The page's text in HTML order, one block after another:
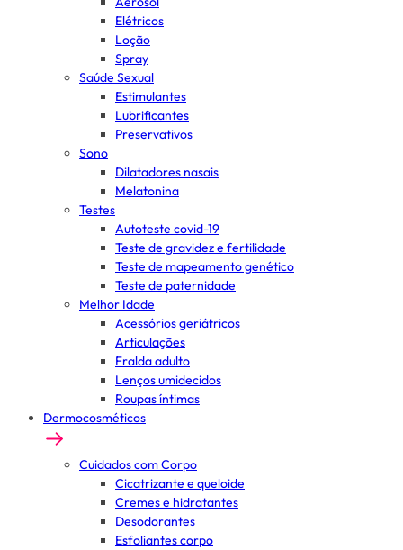
Elétricos
Loção
Spray
Saúde Sexual
Estimulantes
Lubrificantes
Preservativos
Sono
Dilatadores nasais
Melatonina
Testes
Autoteste covid-19
Teste de gravidez e fertilidade
Teste de mapeamento genético
Teste de paternidade
Melhor Idade
Acessórios geriátricos
Articulações
Fralda adulto
Lenços umidecidos
Roupas íntimas
Dermocosméticos
Cuidados com Corpo
Cicatrizante e queloide
Cremes e hidratantes
Desodorantes
Esfoliantes corpo